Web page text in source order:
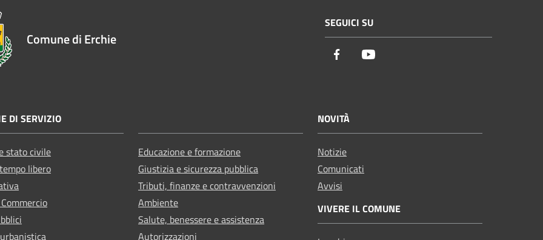
Comune di Erchie
SEGUICI SU
Facebook
DI SERVIZIO
stato civile
libero
Educazione e formazione
Giustizia e sicurezza pubblica
Tributi, finanze e contravvenzioni
Ambiente
Salute, benessere e assistenza
Autorizzazioni
NOVITÀ
Notizie
Comunicati
Avvisi
VIVERE IL COMUNE